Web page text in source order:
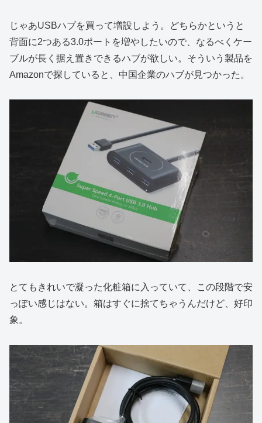
じゃあUSBハブを買って増設しよう。どちらかというと
背面に2つある3.0ポートを増やしたいので、なるべくケー
ブルが長く据え置きできるハブが欲しい。そういう製品を
Amazonで探していると、中国企業のハブが見つかった。
とてもきれいで凝った化粧箱に入っていて、この段階で安
っぽい感じはない。箱はすぐに捨てちゃうんだけど、好印
象。